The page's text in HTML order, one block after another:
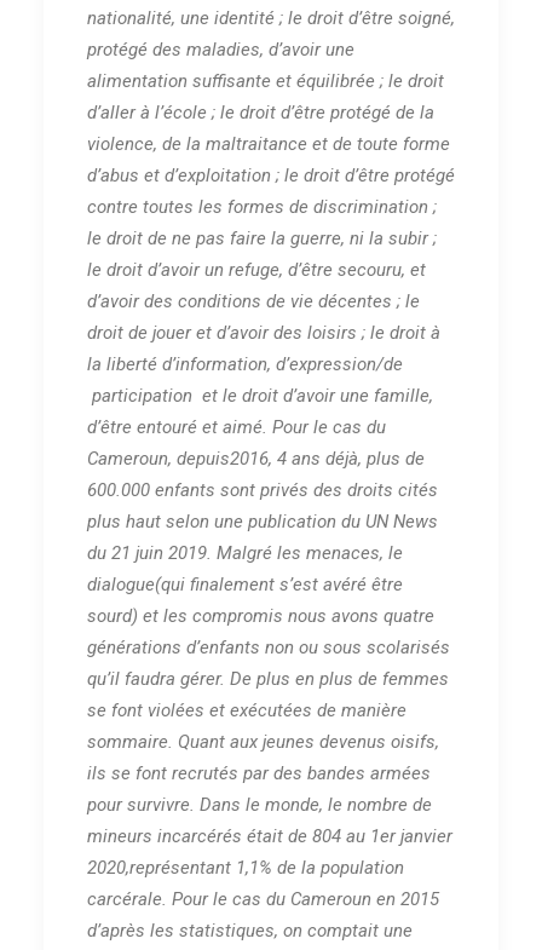
nationalité, une identité ; le droit d’être soigné,
protégé des maladies, d’avoir une
alimentation suffisante et équilibrée ; le droit
d’aller à l’école ; le droit d’être protégé de la
violence, de la maltraitance et de toute forme
d’abus et d’exploitation ; le droit d’être protégé
contre toutes les formes de discrimination ;
le droit de ne pas faire la guerre, ni la subir ;
le droit d’avoir un refuge, d’être secouru, et
d’avoir des conditions de vie décentes ; le
droit de jouer et d’avoir des loisirs ; le droit à
la liberté d’information, d’expression/de
participation et le droit d’avoir une famille,
d’être entouré et aimé. Pour le cas du
Cameroun, depuis2016, 4 ans déjà, plus de
600.000 enfants sont privés des droits cités
plus haut selon une publication du UN News
du 21 juin 2019. Malgré les menaces, le
dialogue(qui finalement s’est avéré être
sourd) et les compromis nous avons quatre
générations d’enfants non ou sous scolarisés
qu’il faudra gérer. De plus en plus de femmes
se font violées et exécutées de manière
sommaire. Quant aux jeunes devenus oisifs,
ils se font recrutés par des bandes armées
pour survivre. Dans le monde, le nombre de
mineurs incarcérés était de 804 au 1er janvier
2020,représentant 1,1% de la population
carcérale. Pour le cas du Cameroun en 2015
d’après les statistiques, on comptait une